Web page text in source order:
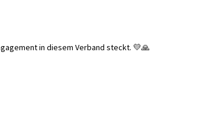
in diesem Verband steckt. 💛🙏